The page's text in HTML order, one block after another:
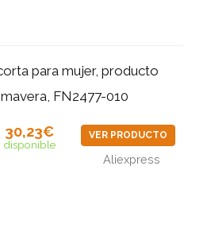
para mujer, producto
FN2477-010
30,23€
disponible
VER PRODUCTO
Aliexpress